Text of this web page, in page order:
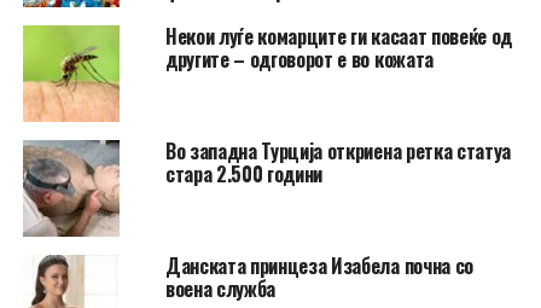
Hекои луѓе комарците ги касаат повеќе од
другите – одговорот е во кожата
Во западна Турција откриена ретка статуа
стара 2.500 години
Данската принцеза Изабела почна со
воена служба